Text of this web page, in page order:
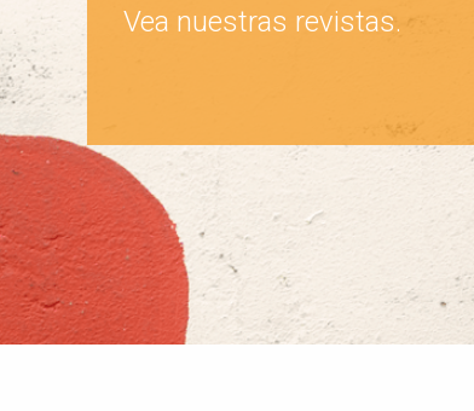
Vea nuestras revistas.